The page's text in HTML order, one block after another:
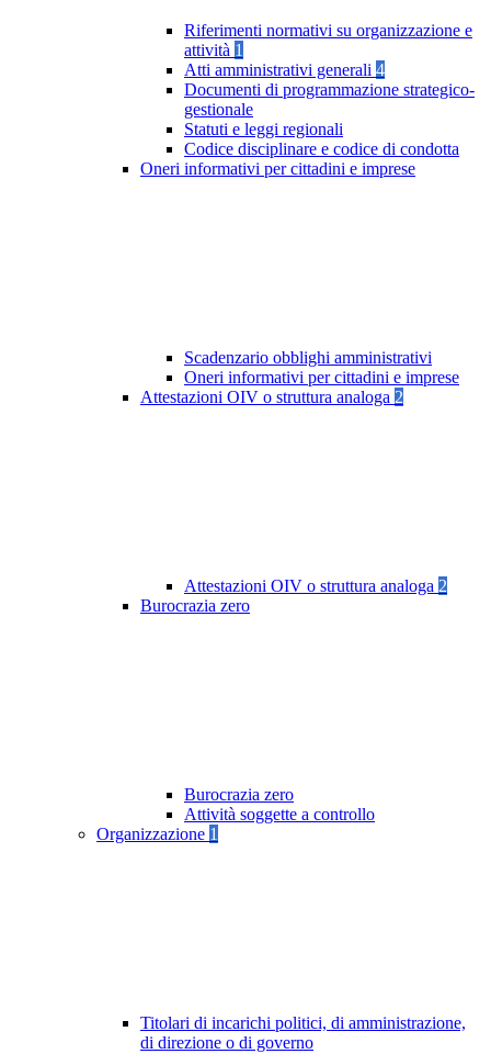
Riferimenti normativi su organizzazione e
attività 1
Atti amministrativi generali 4
Documenti di programmazione strategico-
gestionale
Statuti e leggi regionali
Codice disciplinare e codice di condotta
Oneri informativi per cittadini e imprese
Scadenzario obblighi amministrativi
Oneri informativi per cittadini e imprese
Attestazioni OIV o struttura analoga 2
Attestazioni OIV o struttura analoga 2
Burocrazia zero
Burocrazia zero
Attività soggette a controllo
Organizzazione 1
Titolari di incarichi politici, di amministrazione,
di direzione o di governo